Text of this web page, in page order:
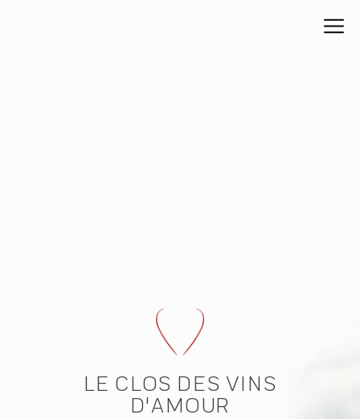
LE CLOS DES VINS
D'AMOUR